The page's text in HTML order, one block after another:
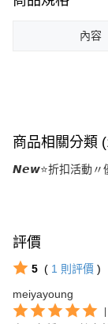
內容
商品相關分類
𝙉𝙚𝙬⭐折扣活動〃
評價
5 ( 1 則評價 )
meiyayoung